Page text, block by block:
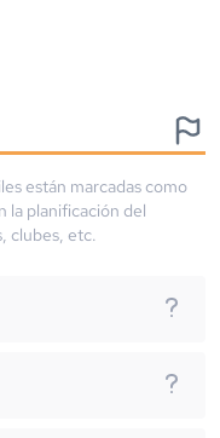
están marcadas como
la planificación del
clubes, etc.